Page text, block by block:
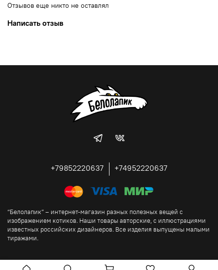
Отзывов еще никто не оставлял
Написать отзыв
+79852220637 +74952220637
“Белолапик” – интернет-магазин разных полезных вещей с
изображением котиков. Наши товары авторские, с иллюстрациями
известных российских дизайнеров. Все изделия выпущены малыми
тиражами.